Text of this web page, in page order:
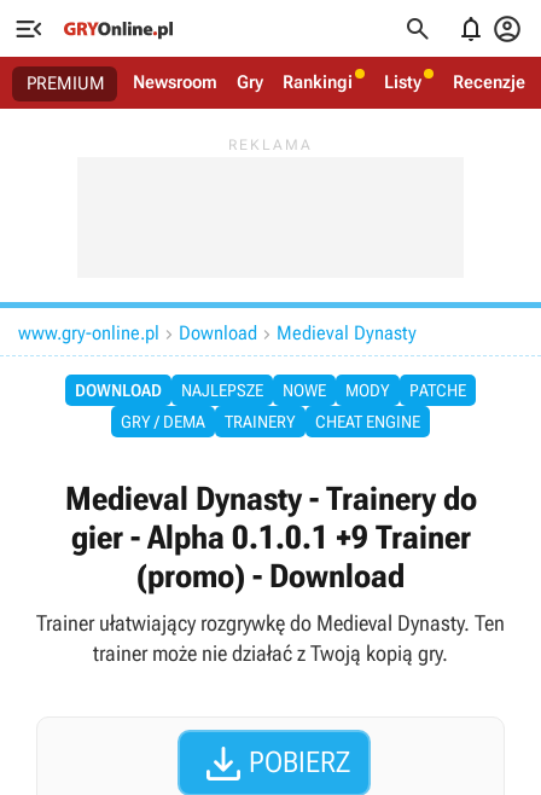
   
PREMIUM Newsroom Gry Rankingi Listy Recenzje
www.gry-online.pl  Download  Medieval Dynasty
DOWNLOAD NAJLEPSZE NOWE MODY
PATCHE
GRY / DEMA
TRAINERY CHEAT ENGINE
Medieval Dynasty - Trainery do
gier - Alpha 0.1.0.1 +9 Trainer
(promo) - Download
Trainer ułatwiający rozgrywkę do Medieval Dynasty. Ten
trainer może nie działać z Twoją kopią gry.
 POBIERZ